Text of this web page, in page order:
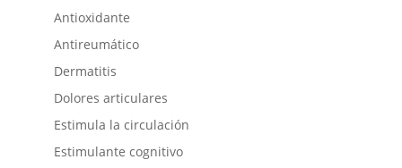
Antioxidante
Antireumático
Dermatitis
Dolores articulares
Estimula la circulación
Estimulante cognitivo